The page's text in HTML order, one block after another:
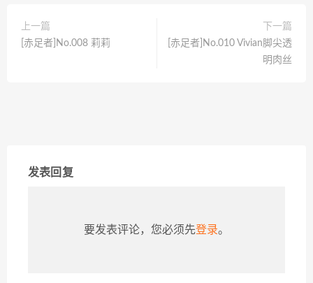
上一篇
[赤足者]No.008 莉莉
下一篇
[赤足者]No.010 Vivian脚尖透
明肉丝
发表回复
要发表评论，您必须先登录。